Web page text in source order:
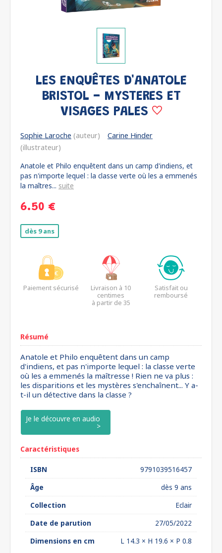
LES ENQUÊTES D'ANATOLE
BRISTOL - MYSTERES ET
VISAGES PALES
Sophie Laroche (auteur)
Carine Hinder
(illustrateur)
Anatole et Philo enquêtent dans un camp d'indiens, et
pas n'importe lequel : la classe verte où les a emmenés
la maîtres... suite
6.50 €
dès 9 ans
Paiement sécurisé
Livraison à 10
centimes
à partir de 35
Satisfait ou
remboursé
Résumé
Anatole et Philo enquêtent dans un camp
d'indiens, et pas n'importe lequel : la classe verte
où les a emmenés la maîtresse ! Rien ne va plus :
les disparitions et les mystères s'enchaînent... Y a-
t-il un détective dans la classe ?
Je le découvre en audio
Caractéristiques
ISBN
9791039516457
Âge
dès 9 ans
Collection
Eclair
Date de parution
27/05/2022
Dimensions en cm
L 14.3 × H 19.6 × P 0.8